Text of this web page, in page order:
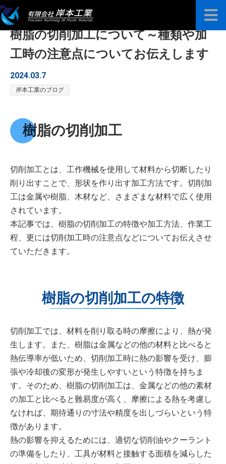
プラスチック高精度プレート販売
加工事例
よくある質問
お知らせ
会社紹介
お問い合わせ
樹脂の切削加工について～種類や加
工時の注意点についてお伝えします
2024.03.7
岸本工業のブログ
樹脂の切削加工
切削加工とは、工作機械を使用して材料から切断したり
削り出すことで、形状を作り出す加工方法です。切削加
工は金属や樹脂、木材など、さまざまな材料で広く使用
されています。
本記事では、樹脂の切削加工の特徴や加工方法、作業工
程、更には切削加工時の注意点などについてお伝えさせ
ていただきます。
樹脂の切削加工の特徴
切削加工では、材料を削り取る時の摩擦により、熱が発
生します。また、樹脂は金属などの他の材料と比べると
熱伝導率が低いため、切削加工時に熱の影響を受け、膨
張や冷却後の変形が発生しやすいという特徴を持ちま
す。そのため、樹脂の切削加工は、金属などの他の素材
の加工と比べると難易度が高く、摩擦による熱を考慮し
なければ、期待通りの寸法や精度を出しづらいという特
徴があります。
熱の影響を抑えるためには、適切な切削油やクーラント
の準備をしたり、工具が材料と接触する面積を減らした